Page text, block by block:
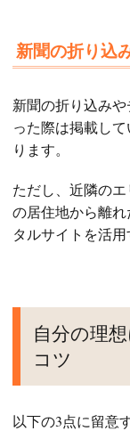
新聞の折り込
新聞の折り込み
った際は掲載し
ります。
ただし、近隣の
の居住地から離
タルサイトを活用
自分の理
コツ
以下の3点に留意